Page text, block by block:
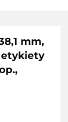
mm,
etykiety